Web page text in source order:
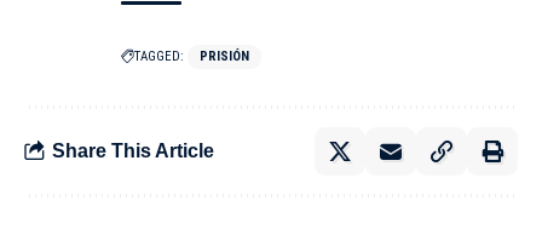
TAGGED: PRISIÓN
Share This Article